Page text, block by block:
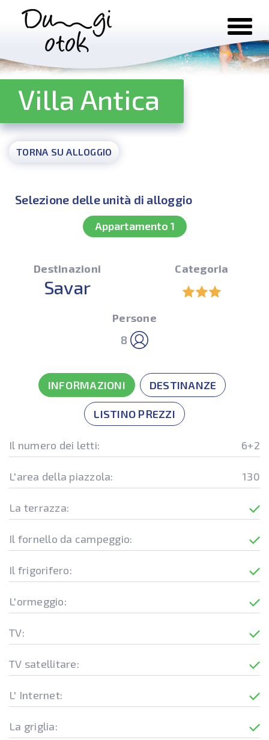
Salta al contenuto
Villa Antica
TORNA SU ALLOGGIO
Selezione delle unità di alloggio
Appartamento 1
Destinazioni
Savar
Categoria
Persone
8
INFORMAZIONI DESTINANZE
LISTINO PREZZI
Il numero dei letti: 6+2
L'area della piazzola: 130
La terrazza:
Il fornello da campeggio:
Il frigorifero:
L'ormeggio:
TV:
TV satellitare:
L' Internet:
La griglia: